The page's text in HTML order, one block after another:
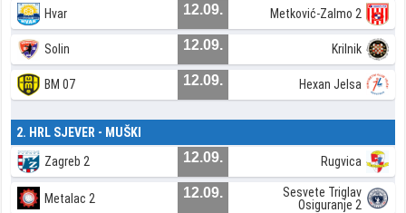
Hvar 12.09. Metković-Zalmo 2
Solin 12.09. Krilnik
BM 07 12.09. Hexan Jelsa
2. HRL SJEVER - MUŠKI
Zagreb 2 12.09. Rugvica
Metalac 2 12.09.
Sesvete Triglav
Osiguranje 2